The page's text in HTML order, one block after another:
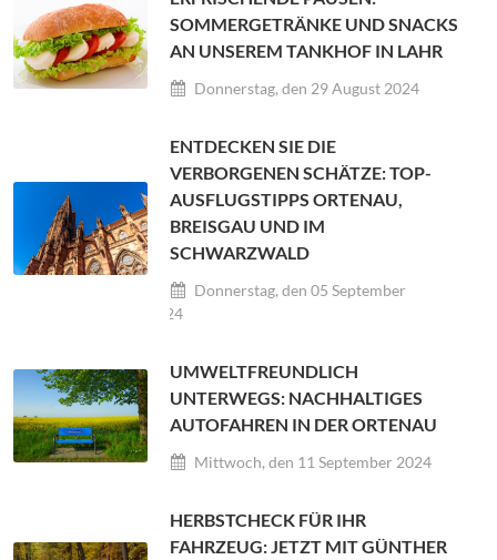
SOMMERGETRÄNKE UND SNACKS
AN UNSEREM TANKHOF IN LAHR
Donnerstag, den 29 August 2024
ENTDECKEN SIE DIE
VERBORGENEN SCHÄTZE: TOP-
AUSFLUGSTIPPS ORTENAU,
BREISGAU UND IM
SCHWARZWALD
Donnerstag, den 05 September
2024
UMWELTFREUNDLICH
UNTERWEGS: NACHHALTIGES
AUTOFAHREN IN DER ORTENAU
Mittwoch, den 11 September 2024
HERBSTCHECK FÜR IHR
FAHRZEUG: JETZT MIT GÜNTHER